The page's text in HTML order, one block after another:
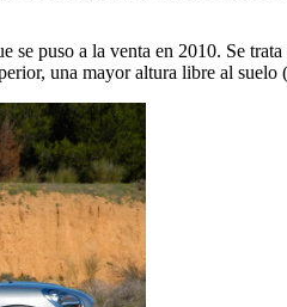
se puso a la venta en 2010. Se trata
una mayor altura libre al